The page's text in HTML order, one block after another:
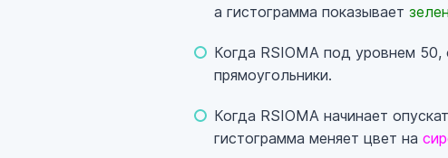
а гистограмма показывает
Когда RSIOMA под уровнем
прямоугольники.
Когда RSIOMA начинает
гистограмма меняет цвет на